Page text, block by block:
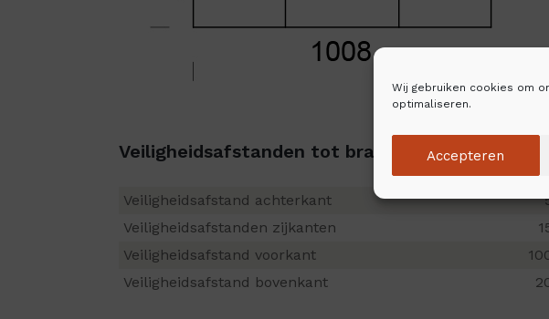
Wij gebruiken cookies om
optimaliseren.
Accepteren
Veiligheidsafstanden tot brandbaar materiaal
Veiligheidsafstand achterkant
Veiligheidsafstanden zijkanten
Veiligheidsafstand voorkant
Veiligheidsafstand bovenkant